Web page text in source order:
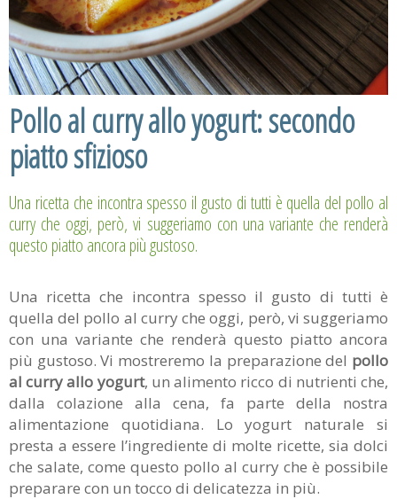
Pollo al curry allo yogurt: secondo
piatto sfizioso
Una ricetta che incontra spesso il gusto di tutti è quella del pollo al
curry che oggi, però, vi suggeriamo con una variante che renderà
questo piatto ancora più gustoso.
Una ricetta che incontra spesso il gusto di tutti è
quella del pollo al curry che oggi, però, vi suggeriamo
con una variante che renderà questo piatto ancora
più gustoso. Vi mostreremo la preparazione del pollo
al curry allo yogurt, un alimento ricco di nutrienti che,
dalla colazione alla cena, fa parte della nostra
alimentazione quotidiana. Lo yogurt naturale si
presta a essere l’ingrediente di molte ricette, sia dolci
che salate, come questo pollo al curry che è possibile
preparare con un tocco di delicatezza in più.